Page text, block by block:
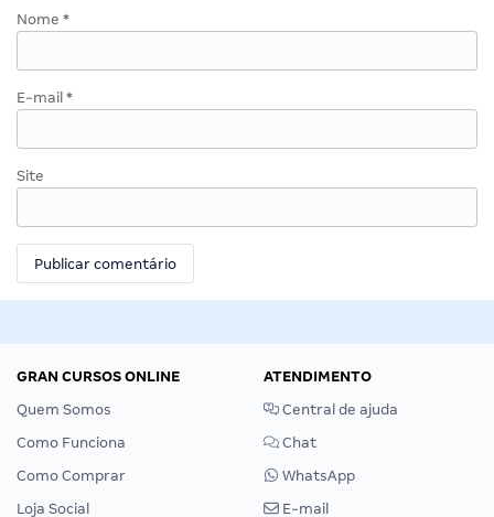
Nome *
E-mail *
Site
GRAN CURSOS ONLINE
Quem Somos
Como Funciona
Como Comprar
Loja Social
ATENDIMENTO
Central de ajuda
Chat
WhatsApp
E-mail